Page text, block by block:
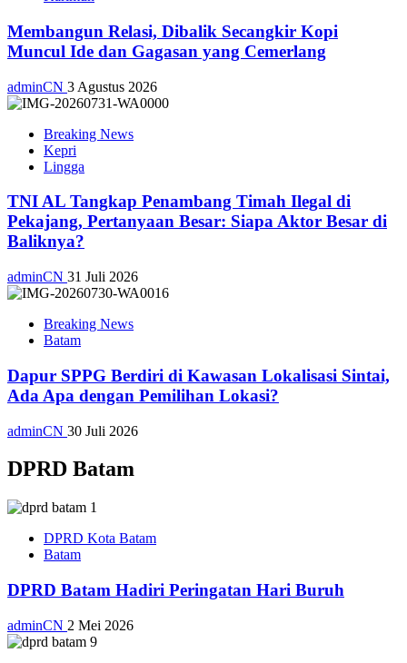
Membangun Relasi, Dibalik Secangkir Kopi
Muncul Ide dan Gagasan yang Cemerlang
adminCN 3 Agustus 2026
Breaking News
Kepri
Lingga
TNI AL Tangkap Penambang Timah Ilegal di
Pekajang, Pertanyaan Besar: Siapa Aktor Besar di
Baliknya?
adminCN 31 Juli 2026
Breaking News
Batam
Dapur SPPG Berdiri di Kawasan Lokalisasi Sintai,
Ada Apa dengan Pemilihan Lokasi?
adminCN 30 Juli 2026
DPRD Batam
DPRD Kota Batam
Batam
DPRD Batam Hadiri Peringatan Hari Buruh
adminCN 2 Mei 2026